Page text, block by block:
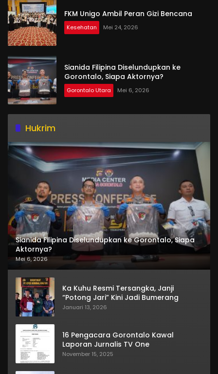
FKM Unigo Ambil Peran Gizi Bencana
Kesehatan Mei 24, 2026
Sianida Filipina Diselundupkan ke
Gorontalo, Siapa Aktornya?
Gorontalo Utara Mei 6, 2026
Hukrim
Sianida Filipina Diselundupkan ke Gorontalo, Siapa
Aktornya?
Mei 6, 2026
Ka Kuhu Resmi Tersangka, Janji
“Potong Jari” Kini Jadi Bumerang
Januari 13, 2026
16 Pengacara Gorontalo Kawal
Laporan Jurnalis TV One
November 15, 2025